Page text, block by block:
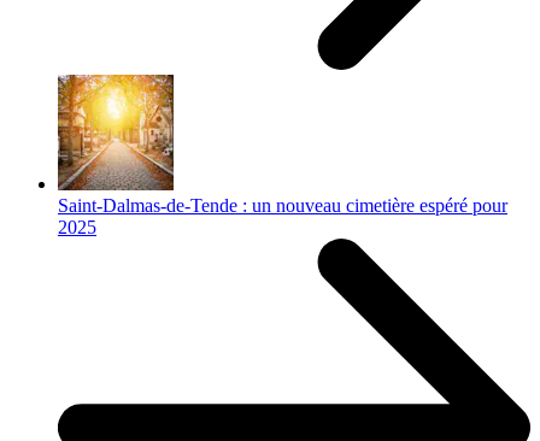
Saint-Dalmas-de-Tende : un nouveau cimetière espéré pour
2025